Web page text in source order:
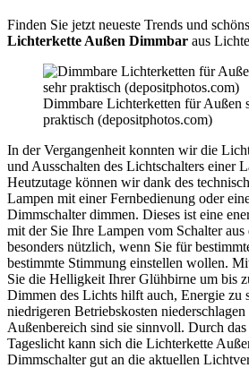
Finden Sie jetzt neueste Trends und
Lichterkette Außen Dimmbar aus
Dimmbare Lichterketten für Außen
praktisch (depositphotos.com)
In der Vergangenheit konnten wir die
und Ausschalten des Lichtschalters einer
Heutzutage können wir dank des
Lampen mit einer Fernbedienung oder
Dimmschalter dimmen. Dieses ist eine
mit der Sie Ihre Lampen vom Schalter
besonders nützlich, wenn Sie für
bestimmte Stimmung einstellen wollen.
Sie die Helligkeit Ihrer Glühbirne um bis
Dimmen des Lichts hilft auch, Energie zu
niedrigeren Betriebskosten
Außenbereich sind sie sinnvoll. Durch das
Tageslicht kann sich die Lichterkette
Dimmschalter gut an die aktuellen